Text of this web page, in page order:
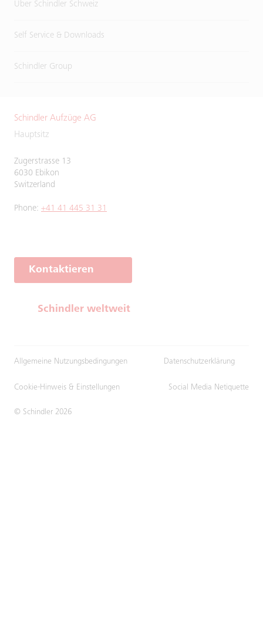
Über Schindler Schweiz
Self Service & Downloads
Schindler Group
Schindler Aufzüge AG
Hauptsitz
Zugerstrasse 13
6030 Ebikon
Switzerland
Phone: +41 41 445 31 31
Kontaktieren
Schindler weltweit
© Schindler 2026
Allgemeine Nutzungsbedingungen Datenschutzerklärung
Cookie-Hinweis & Einstellungen Social Media Netiquette